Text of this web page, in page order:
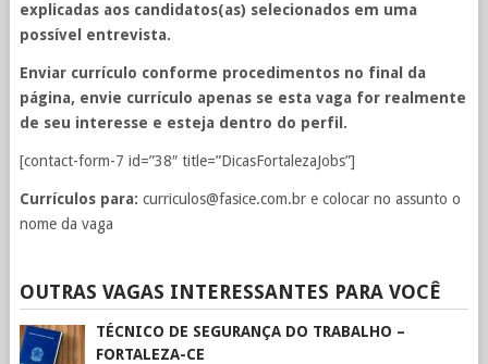
explicadas aos candidatos(as) selecionados em uma
possível entrevista.
Enviar currículo conforme procedimentos no final da
página, envie currículo apenas se esta vaga for realmente
de seu interesse e esteja dentro do perfil.
[contact-form-7 id=”38″ title=”DicasFortalezaJobs”]
Currículos para: curriculos@fasice.com.bre colocar no assunto o
nome da vaga
OUTRAS VAGAS INTERESSANTES PARA VOCÊ
TÉCNICO DE SEGURANÇA DO TRABALHO –
FORTALEZA-CE